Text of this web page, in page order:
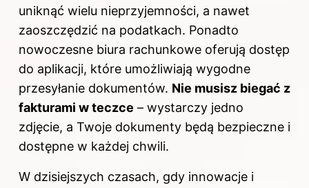
uniknąć wielu nieprzyjemności, a nawet
zaoszczędzić na podatkach. Ponadto
nowoczesne biura rachunkowe oferują dostęp
do aplikacji, które umożliwiają wygodne
przesyłanie dokumentów. Nie musisz biegać z
fakturami w teczce – wystarczy jedno
zdjęcie, a Twoje dokumenty będą bezpieczne i
dostępne w każdej chwili.
W dzisiejszych czasach, gdy innowacje i